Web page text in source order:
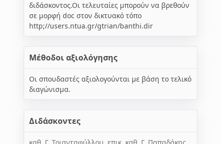
διδάσκοντος.Οι τελευταίες μπορούν να βρεθούν
σε μορφή doc στον δικτυακό τόπο
http;//users.ntua.gr/gtrian/banthi.dir
Mέθοδοι αξιολόγησης
Οι σπουδαστές αξιολογούνται με βάση το τελικό
διαγώνισμα.
Διδάσκοντες